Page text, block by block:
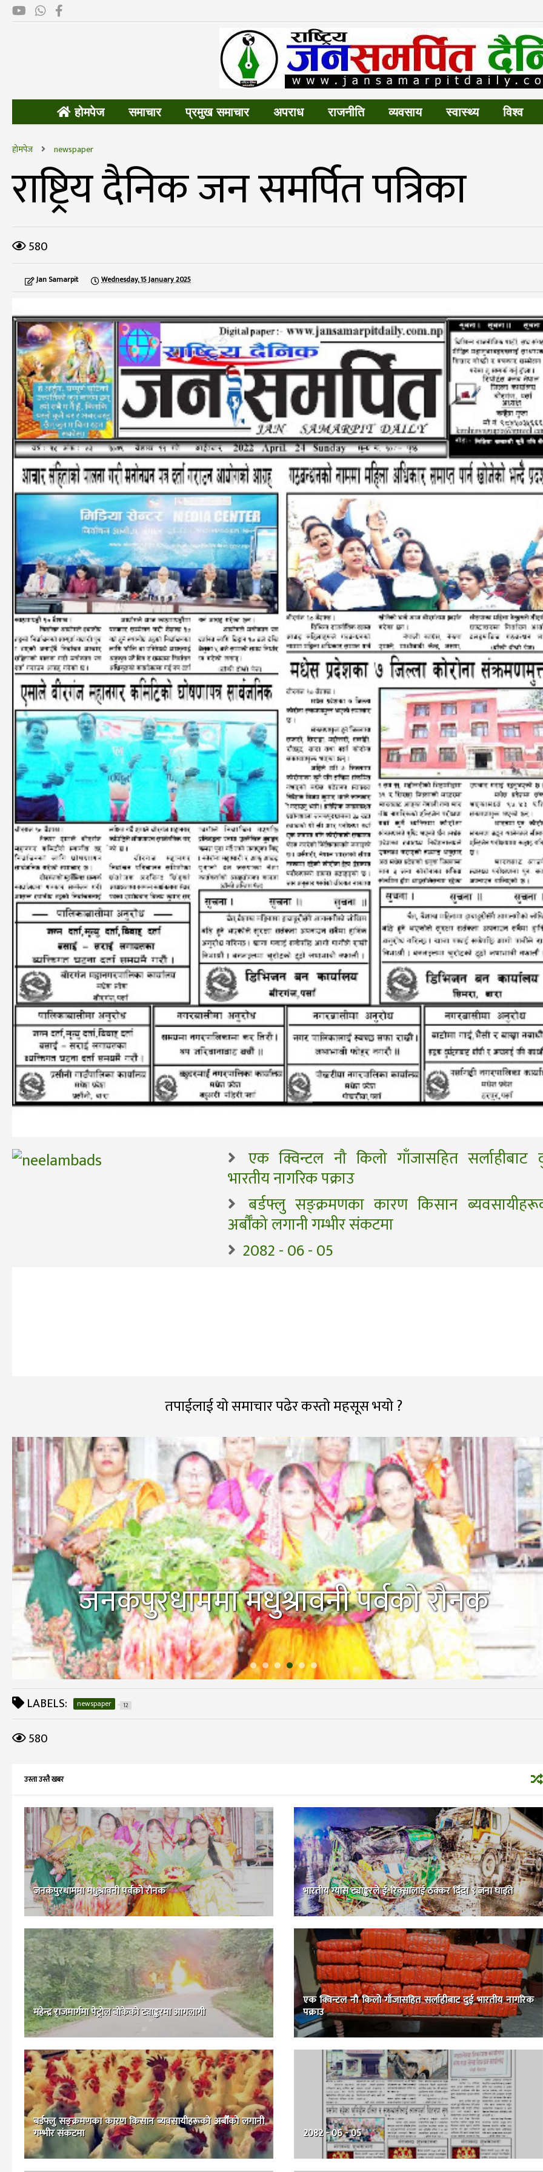
होमपेज समाचार प्रमुख समाचार अपराध राजनीति व्यवसाय स्वास्थ्य विश्व
होमपेज newspaper
राष्ट्रिय दैनिक जन समर्पित पत्रिका
580
Jan Samarpit Wednesday, 15 January 2025
एक क्विन्टल नौ किलो गाँजासहित सर्लाहीबाट
भारतीय नागरिक पक्राउ
बर्डफ्लु सङ्क्रमणका कारण किसान
अर्बौँको लगानी गम्भीर संकटमा
2082 - 06 - 05
तपाईलाई यो समाचार पढेर कस्तो महसूस भयो ?
जनकपुरधाममा मधुश्रावनी पर्वको रौनक
LABELS: newspaper 12
580
उस्ता उस्तै खबर
जनकपुरधाममा मधुश्रावनी पर्वको रौनक भारतीय ग्यास ट्याङ्करले ई-रिक्सालाई ठक्कर दिँदा ९ जना घाइते
महेन्द्र राजमार्गमा पेट्रोल बोकेको ट्याङ्करमा आगलागी
एक क्विन्टल नौ किलो गाँजासहित सर्लाहीबाट दुई भारतीय नागरिक
पक्राउ
बर्डफ्लु सङ्क्रमणका कारण किसान ब्यवसायीहरूकाे अर्बौँको लगानी
गम्भीर संकटमा 2082 - 06 - 05